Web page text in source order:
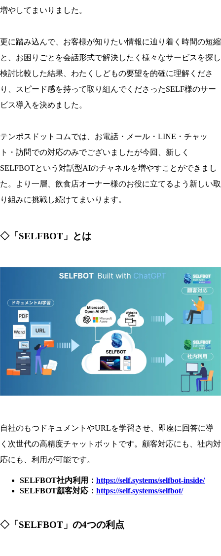
増やしてまいりました。
更に踏み込んで、お客様が知りたい情報に辿り着く時間の短縮
と、お困りごとを会話形式で解決したく様々なサービスを探し
検討比較した結果、わたくしどもの要望を的確に理解くださ
り、スピード感を持って取り組んでくださったSELF様のサー
ビス導入を決めました。
テンポスドットコムでは、お電話・メール・LINE・チャッ
ト・訪問での対応のみでございましたが今回、新しく
SELFBOTという対話型AIのチャネルを増やすことができまし
た。より一層、飲食店オーナー様のお役に立てるよう新しい取
り組みに挑戦し続けてまいります。
◇「SELFBOT」とは
自社のもつドキュメントやURLを学習させ、即座に回答に導
く次世代の高精度チャットボットです。顧客対応にも、社内対
応にも、利用が可能です。
SELFBOT社内利用： https://self.systems/selfbot-inside/
SELFBOT顧客対応： https://self.systems/selfbot/
◇「SELFBOT」の4つの利点